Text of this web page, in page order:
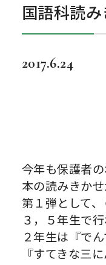
国語科読
2017.6.24
今年も保護者
本の読みきか
第１弾として
３，５年生で行
２年生は『で
『すてきな三